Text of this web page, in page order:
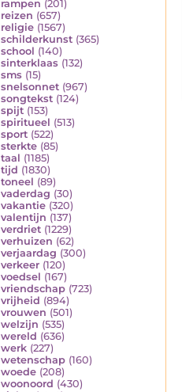
rampen (201)
reizen (657)
religie (1567)
schilderkunst (365)
school (140)
sinterklaas (132)
sms (15)
snelsonnet (967)
songtekst (124)
spijt (153)
spiritueel (513)
sport (522)
sterkte (85)
taal (1185)
tijd (1830)
toneel (89)
vaderdag (30)
vakantie (320)
valentijn (137)
verdriet (1229)
verhuizen (62)
verjaardag (300)
verkeer (120)
voedsel (167)
vriendschap (723)
vrijheid (894)
vrouwen (501)
welzijn (535)
wereld (636)
werk (227)
wetenschap (160)
woede (208)
woonoord (430)